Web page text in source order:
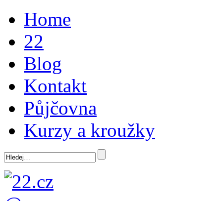
Home
22
Blog
Kontakt
Půjčovna
Kurzy a kroužky